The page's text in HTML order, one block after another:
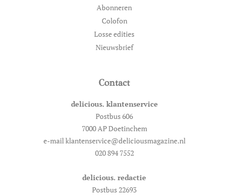
Abonneren
Colofon
Losse edities
Nieuwsbrief
Contact
delicious. klantenservice
Postbus 606
7000 AP Doetinchem
e-mail klantenservice@deliciousmagazine.nl
020 894 7552
delicious. redactie
Postbus 22693